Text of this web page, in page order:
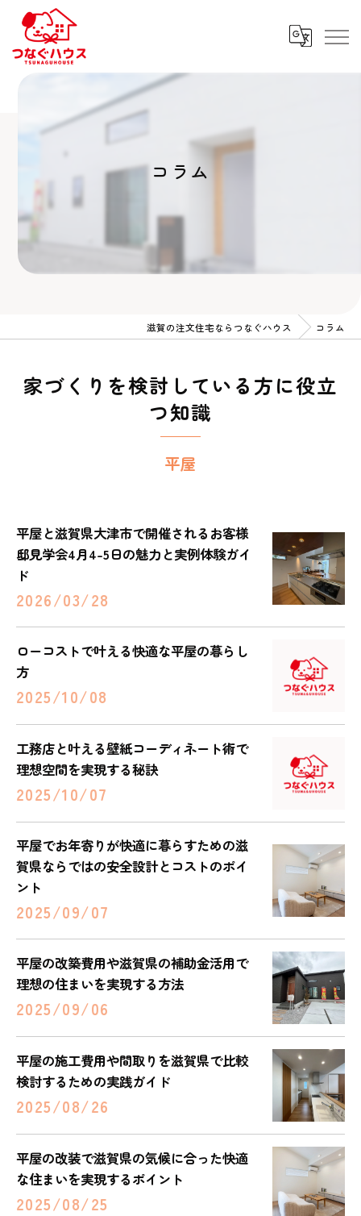
コラム
滋賀の注文住宅ならつなぐハウス コラム
家づくりを検討している方に役立
つ知識
平屋
平屋と滋賀県大津市で開催されるお客様
邸見学会4月4-5日の魅力と実例体験ガイ
ド
2026/03/28
ローコストで叶える快適な平屋の暮らし
方
2025/10/08
工務店と叶える壁紙コーディネート術で
理想空間を実現する秘訣
2025/10/07
平屋でお年寄りが快適に暮らすための滋
賀県ならではの安全設計とコストのポイ
ント
2025/09/07
平屋の改築費用や滋賀県の補助金活用で
理想の住まいを実現する方法
2025/09/06
平屋の施工費用や間取りを滋賀県で比較
検討するための実践ガイド
2025/08/26
平屋の改装で滋賀県の気候に合った快適
な住まいを実現するポイント
2025/08/25